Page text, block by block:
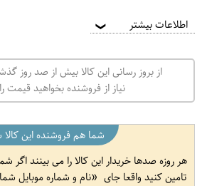
اطلاعات بیشتر ❯
از بروز رسانی این کالا بیش از صد روز
نیاز از فروشنده بخواهید قیمت
شما هم فروشنده این
هر روزه صدها خریدار این کالا را می بینند اگر
تامین کنید واقعا جای
نام و شماره موبایل شما